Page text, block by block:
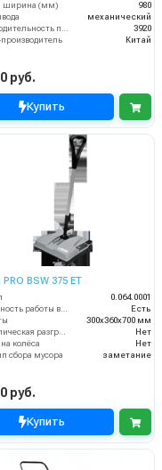
ширина (мм)
980
механический
Производительность по площади (м2/ч)
3920
Китай
руб.
Купить
PRO BSW 375 ET
0.064.0001
Возможность работы внутри помещения
Есть
300х360х700 мм
Гидравлическая разгрузка
Нет
колёса
Нет
сбора мусора
заметание
руб.
Купить